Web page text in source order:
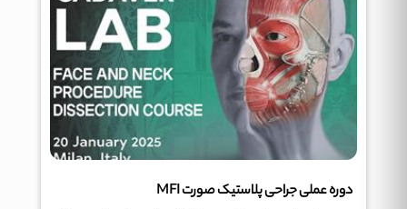
دوره عملی جراحی پلاستیک صورت MFI